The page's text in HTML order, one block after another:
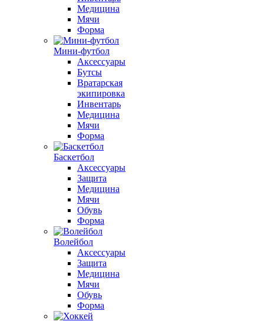
Медицина
Мячи
Форма
Мини-футбол
Аксессуары
Бутсы
Вратарская
экипировка
Инвентарь
Медицина
Мячи
Форма
Баскетбол
Аксессуары
Защита
Медицина
Мячи
Обувь
Форма
Волейбол
Аксессуары
Защита
Медицина
Мячи
Обувь
Форма